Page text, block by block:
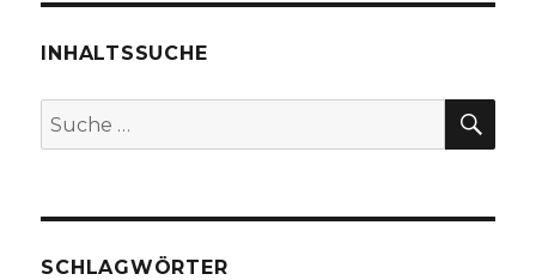
am
Joachim
Herzogenrath
INHALTSSUCHE
Suche
nach:
SCHLAGWÖRTER